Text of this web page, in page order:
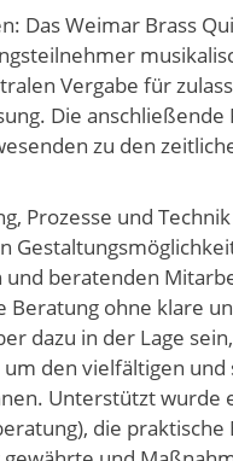
Das Weimar Brass
Vergabe für
Die anschließende
zu den
Prozesse und
beratenden
ohne klare
dazu in der Lage
den vielfältigen und
Unterstützt wurde
die praktische